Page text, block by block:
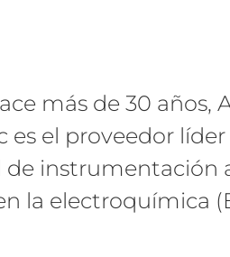
más de 30 años,
es el proveedor líder
instrumentación
la electroquímica